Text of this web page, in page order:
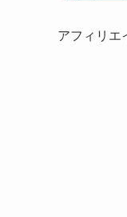
アフィリエ